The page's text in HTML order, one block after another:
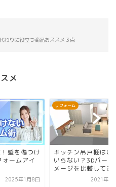
わりに役立つ商品おススメ３点
メ
棚はいる？
パースでイ
してみた
2021年10月1日
リフォーム
フローリングを格安
単にリフォームする
2021年10